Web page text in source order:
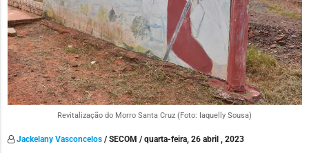
Revitalização do Morro Santa Cruz (Foto: Iaquelly Sousa)
Jackelany Vasconcelos/ SECOM / quarta-feira, 26 abril , 2023